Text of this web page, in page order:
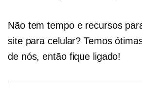
Não tem tempo e recursos
site para celular? Temos
de nós, então fique ligado!